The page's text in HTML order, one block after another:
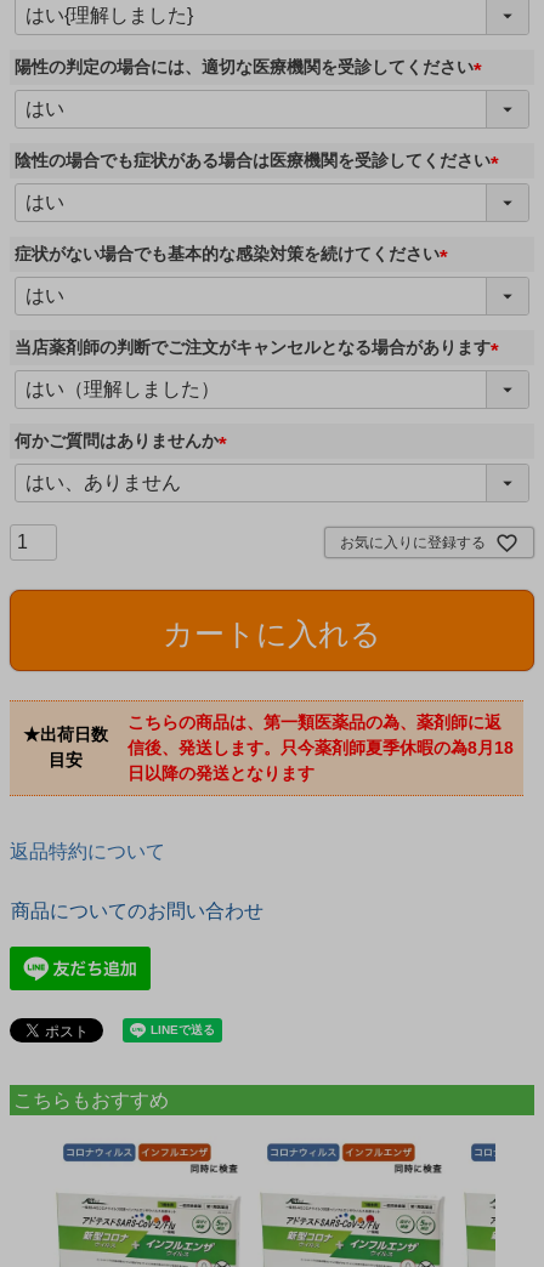
必
須
)
陽性の判定の場合には、適切な医療機関を受診してください
必
須
陰性の場合でも症状がある場合は医療機関を受診してください
必
症状がない場合でも基本的な感染対策を続けてください
必
須
当店薬剤師の判断でご注文がキャンセルとなる場合があります
必
何かご質問はありませんか
必
お気に入りに登録する
カートに入れる
★出荷日数
目安
こちらの商品は、第一類医薬品の為、薬剤師に返
信後、発送します。只今薬剤師夏季休暇の為8月18
日以降の発送となります
返品特約について
商品についてのお問い合わせ
こちらもおすすめ